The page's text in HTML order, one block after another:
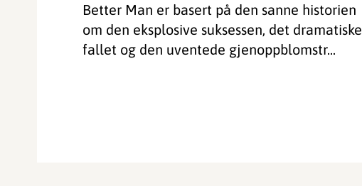
Better Man er basert på den sanne historien
om den eksplosive suksessen, det dramatiske
fallet og den uventede gjenoppblomstr...